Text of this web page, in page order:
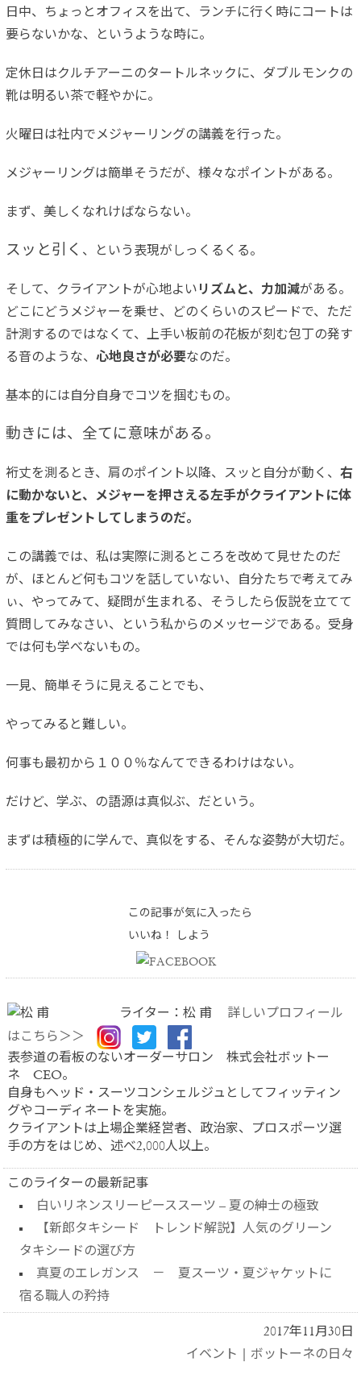
日中、ちょっとオフィスを出て、ランチに行く時にコートは
要らないかな、というような時に。
定休日はクルチアーニのタートルネックに、ダブルモンクの
靴は明るい茶で軽やかに。
火曜日は社内でメジャーリングの講義を行った。
メジャーリングは簡単そうだが、様々なポイントがある。
まず、美しくなれけばならない。
スッと引く 、という表現がしっくるくる。
そして、クライアントが心地よい リズムと、力加減がある。
どこにどうメジャーを乗せ、どのくらいのスピードで、ただ
計測するのではなくて、上手い板前の花板が刻む包丁の発す
る音のような、心地良さが必要なのだ。
基本的には自分自身でコツを掴むもの。
動きには、全てに意味がある。
裄丈を測るとき、肩のポイント以降、スッと自分が動く、右
に動かないと、メジャーを押さえる左手がクライアントに体
重をプレゼントしてしまうのだ。
この講義では、私は実際に測るところを改めて見せたのだ
が、ほとんど何もコツを話していない、自分たちで考えてみ
ぃ、やってみて、疑問が生まれる、そうしたら仮説を立てて
質問してみなさい、という私からのメッセージである。受身
では何も学べないもの。
一見、簡単そうに見えることでも、
やってみると難しい。
何事も最初から１００％なんてできるわけはない。
だけど、学ぶ、の語源は真似ぶ、だという。
まずは積極的に学んで、真似をする、そんな姿勢が大切だ。
この記事が気に入ったら
いいね！ しよう
ライター：松 甫
詳しいプロフィール
はこちら＞＞
表参道の看板のないオーダーサロン 株式会社ボットー
ネ CEO。
自身もヘッド・スーツコンシェルジュとしてフィッティン
グやコーディネートを実施。
クライアントは上場企業経営者、政治家、プロスポーツ選
手の方をはじめ、述べ2,000人以上。
このライターの最新記事
白いリネンスリーピーススーツ – 夏の紳士の極致
【新郎タキシード トレンド解説】人気のグリーン
タキシードの選び方
真夏のエレガンス － 夏スーツ・夏ジャケットに
宿る職人の矜持
2017年11月30日
イベント
ボットーネの日々